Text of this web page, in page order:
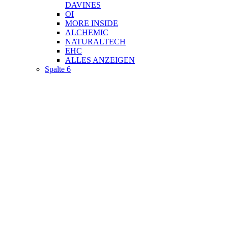
DAVINES
OI
MORE INSIDE
ALCHEMIC
NATURALTECH
EHC
ALLES ANZEIGEN
Spalte 6